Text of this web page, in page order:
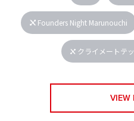
Founders Night Marunouchi
クライメートテ
VIEW